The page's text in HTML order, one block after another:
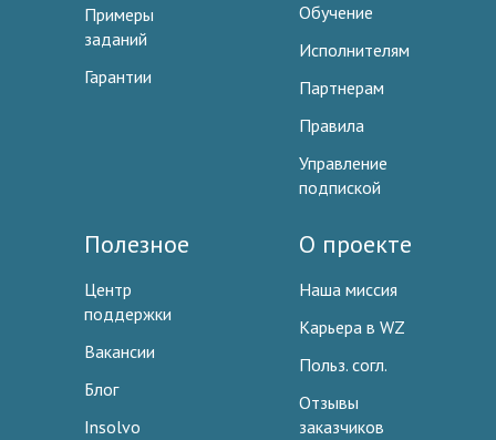
Примеры
заданий
Гарантии
Обучение
Исполнителям
Партнерам
Правила
Управление
подпиской
Полезное
Центр
поддержки
Вакансии
Блог
Insolvo
О проекте
Наша миссия
Карьера в WZ
Польз. согл.
Отзывы
заказчиков